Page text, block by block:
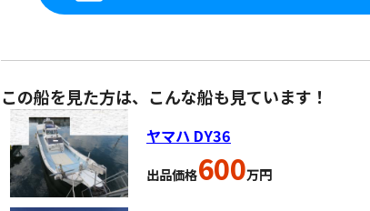
この船を見た方は、こんな船も見ています！
ヤマハ DY36
出品価格600万円